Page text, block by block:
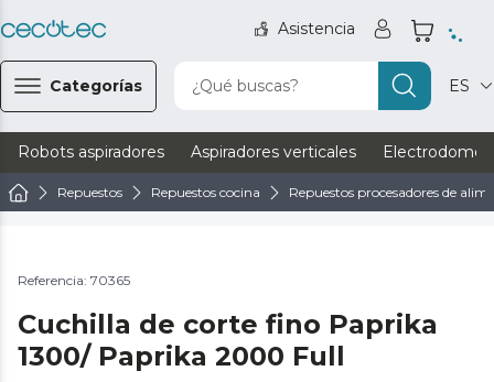
Asistencia
Categorías ¿Qué buscas? ES
Robots aspiradores Aspiradores verticales
Repuestos Repuestos cocina Repuestos procesadores de
Referencia: 70365
Cuchilla de corte fino Paprika
1300/ Paprika 2000 Full